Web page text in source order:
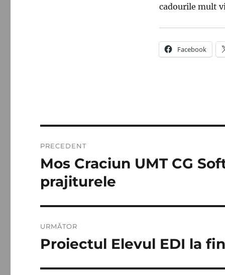
cadourile mult
Facebook
în
articole
PRECEDENT
Articolul
anterior:
Mos Craciun UMT CG
prajiturele
URMĂTOR
Articolul
Proiectul Elevul EDI la